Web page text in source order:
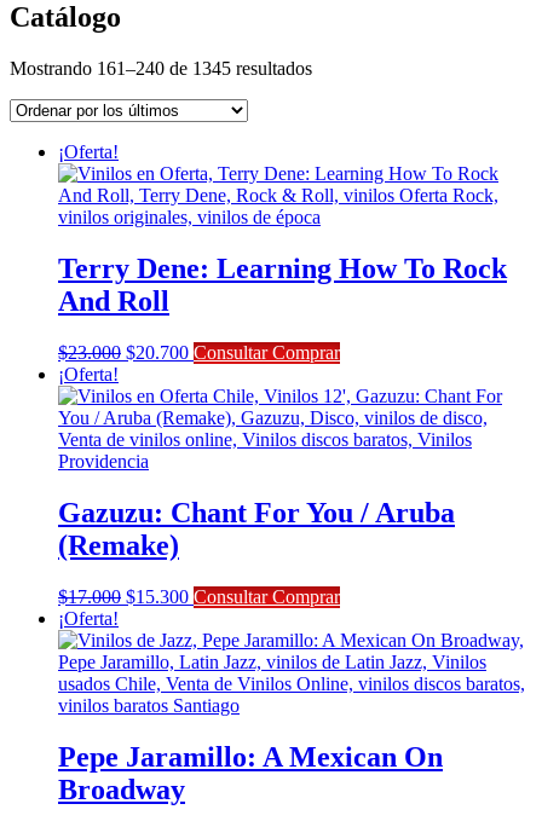
Catálogo
Mostrando 161–240 de 1345 resultadosOrdenado
¡Oferta!
Terry Dene: Learning How To Rock
And Roll
$23.000 El
original
era:
$23.000.
$20.700El
actual
es:
$20.700.
Consultar Comprar
¡Oferta!
Gazuzu: Chant For You / Aruba
(Remake)
$17.000 El
original
era:
$17.000.
$15.300El
actual
es:
$15.300.
Consultar Comprar
¡Oferta!
Pepe Jaramillo: A Mexican On
Broadway